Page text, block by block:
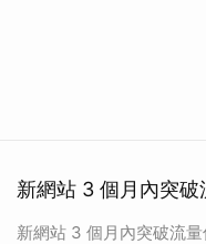
新網站 3 個月內突
新網站 3 個月內突破流